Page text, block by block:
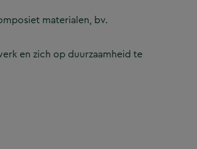
materialen, bv.
en zich op duurzaamheid te